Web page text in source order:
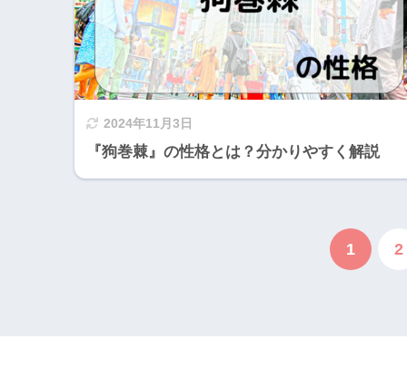
2024年11月3日
『狗巻棘』の性格とは？分かりやすく解説
1 2